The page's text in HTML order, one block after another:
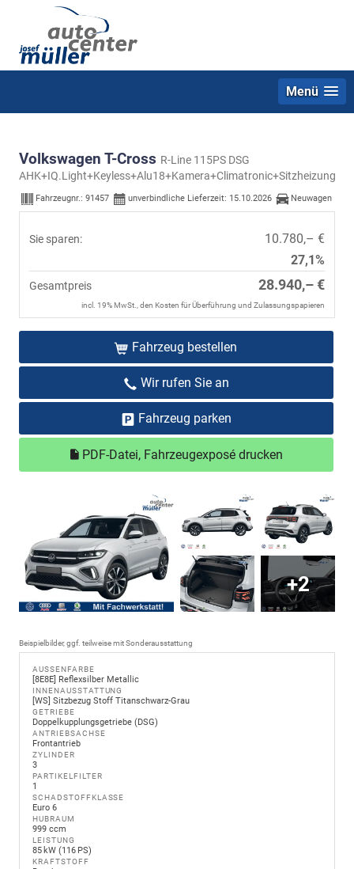
Menü
Volkswagen T-Cross R-Line 115PS DSG
AHK+IQ.Light+Keyless+Alu18+Kamera+Climatronic+Sitzheizung
Fahrzeugnr.: 91457 unverbindliche Lieferzeit: 15.10.2026 Neuwagen
Sie sparen:
10.780,– €
27,1%
Gesamtpreis 28.940,– €
incl. 19% MwSt., den Kosten für Überführung und Zulassungspapieren
Fahrzeug bestellen
Wir rufen Sie an
Fahrzeug parken
PDF-Datei, Fahrzeugexposé drucken
+2
Beispielbilder, ggf. teilweise mit Sonderausstattung
AUSSENFARBE
[8E8E] Reflexsilber Metallic
INNENAUSSTATTUNG
[WS] Sitzbezug Stoff Titanschwarz-Grau
GETRIEBE
Doppelkupplungsgetriebe (DSG)
ANTRIEBSACHSE
Frontantrieb
ZYLINDER
3
PARTIKELFILTER
1
SCHADSTOFFKLASSE
Euro 6
HUBRAUM
999 ccm
LEISTUNG
85 kW (116 PS)
KRAFTSTOFF